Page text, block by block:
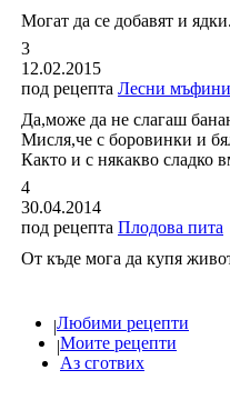
Могат да се добавят и
3
12.02.2015
под рецепта Лесни мъфини
Да,може да не слагаш
Мисля,че с боровинки и
Както и с някакво сладко
4
30.04.2014
под рецепта Плодова пита
От къде мога да купя
Любими рецепти
|
Моите рецепти
|
Аз сготвих